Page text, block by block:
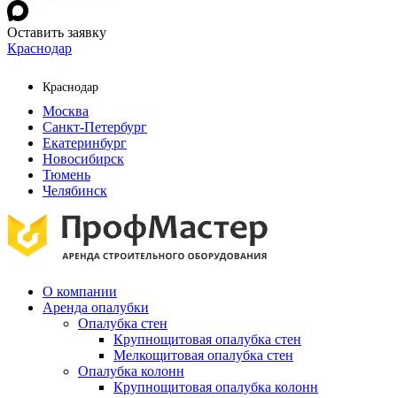
Оставить заявку
Краснодар
Краснодар
Москва
Санкт-Петербург
Екатеринбург
Новосибирск
Тюмень
Челябинск
О компании
Аренда опалубки
Опалубка стен
Крупнощитовая опалубка стен
Мелкощитовая опалубка стен
Опалубка колонн
Крупнощитовая опалубка колонн